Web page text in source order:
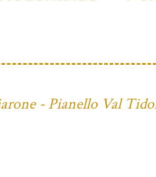
- Pianello Val